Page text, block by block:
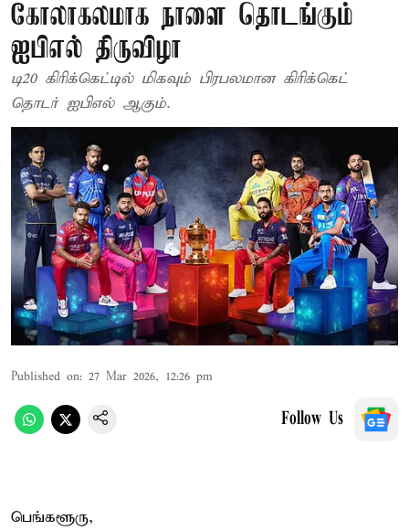
கோலாகலமாக நாளை தொடங்கும்
ஐபிஎல் திருவிழா
டி20 கிரிக்கெட்டில் மிகவும் பிரபலமான கிரிக்கெட்
தொடர் ஐபிஎல் ஆகும்.
Published on: 27 Mar 2026, 12:26 pm
Follow Us
பெங்களூரு,